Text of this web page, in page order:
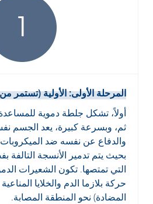
المرحلة الأولى: الأولية (تستمر
أولاً، تشكل جلطة دموية
ثم، وبسرعة كبيرة، يعد الجسم
والدفاع عن نفسه ضد الميكروبات
بحيث يتم تدمير الأنسجة التالفة
التي تمتصها. تكون الشعيرات
حركة بلازما الدم والخلايا
المضادة) نحو المنطقة المصابة.